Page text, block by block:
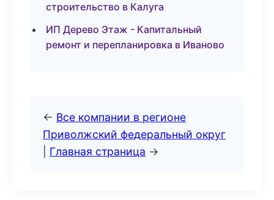
строительство в Калуга
ИП Дерево Этаж - Капитальный
ремонт и перепланировка в Иваново
← Все компании в регионе
Приволжский федеральный округ
Главная страница →